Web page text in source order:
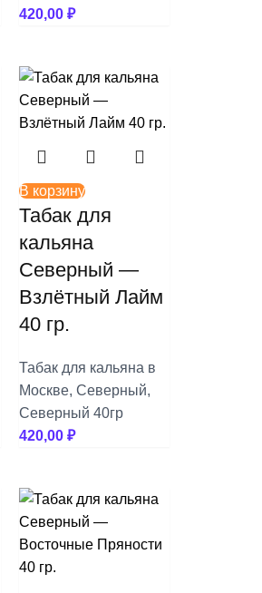
420,00 ₽
В корзину
Табак для
кальяна
Северный —
Взлётный Лайм
40 гр.
Табак для кальяна в
Москве, Северный,
Северный 40гр
420,00 ₽